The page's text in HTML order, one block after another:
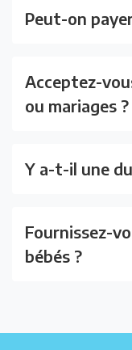
Peut-on
Acceptez-
ou mariages ?
Y a-t-il une
Fournissez-
bébés ?